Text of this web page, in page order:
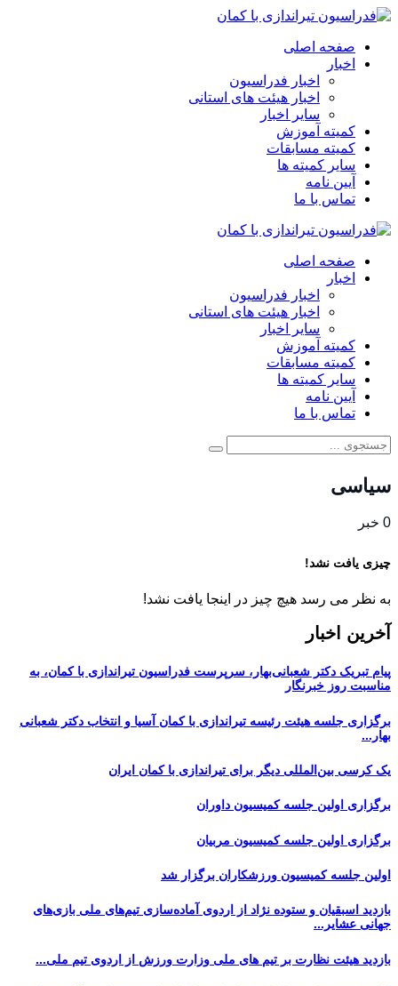
صفحه اصلی
اخبار
اخبار فدراسیون
اخبار هیئت های استانی
سایر اخبار
کمیته آموزش
کمیته مسابقات
سایر کمیته ها
آیین نامه
تماس با ما
صفحه اصلی
اخبار
اخبار فدراسیون
اخبار هیئت های استانی
سایر اخبار
کمیته آموزش
کمیته مسابقات
سایر کمیته ها
آیین نامه
تماس با ما
سیاسی
0 خبر
چیزی یافت نشد!
به نظر می رسد هیچ چیز در اینجا یافت نشد!
آخرین اخبار
پیام تبریک دکتر شعبانی‌بهار، سرپرست فدراسیون تیراندازی با کمان، به
مناسبت روز خبرنگار
برگزاری جلسه هیئت رئیسه تیراندازی با کمان آسیا و انتخاب دکتر شعبانی
بهار...
یک کرسی بین‌المللی دیگر برای تیراندازی با کمان ایران
برگزاری اولین جلسه کمیسیون داوران
برگزاری اولین جلسه کمیسیون مربیان
اولین جلسه کمیسیون ورزشکاران برگزار شد
بازدید اسبقیان و ستوده نژاد از اردوی آماده‌سازی تیم‌های ملی بازی‌های
جهانی عشایر...
بازدید هیئت نظارت بر تیم های ملی وزارت ورزش از اردوی تیم ملی...